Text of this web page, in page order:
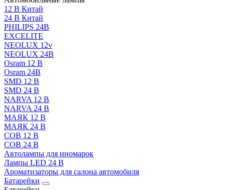
12 В Китай
24 В Китай
PHILIPS 24В
EXCELITE
NEOLUX 12v
NEOLUX 24В
Osram 12 В
Osram 24В
SMD 12 В
SMD 24 В
NARVA 12 В
NARVA 24 В
МАЯК 12 В
МАЯК 24 В
COB 12 В
COB 24 В
Автолампы для иномарок
Лампы LED 24 B
Ароматизаторы для салона автомобиля
Батарейки